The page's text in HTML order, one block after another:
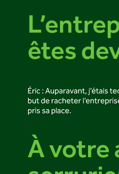
êtes
Éric : Auparavant, j’étais
but de racheter
pris sa place.
À votre